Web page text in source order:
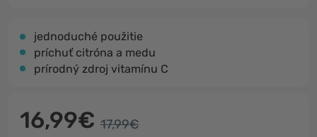
jednoduché použitie
príchuť citróna a medu
prírodný zdroj vitamínu C
16,99€ 17,99€